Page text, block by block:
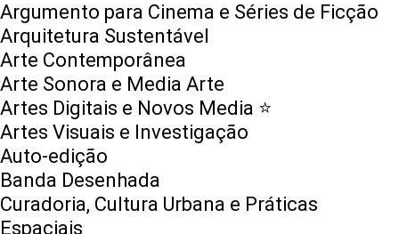
Argumento para Cinema e Séries de Ficção
Arquitetura Sustentável
Arte Contemporânea
Arte Sonora e Media Arte
Artes Digitais e Novos Media ⭐️
Artes Visuais e Investigação
Auto-edição
Banda Desenhada
Curadoria, Cultura Urbana e Práticas
Espaciais